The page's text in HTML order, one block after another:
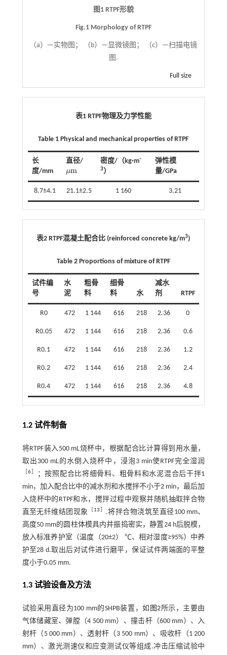
图1 RTPF形貌
Fig.1 Morphology of RTPF
（a）—实物图； （b）—显微镜图； （c）—扫描电镜
图.
Full size
表1 RTPF物理及力学性能
Table 1 Physical and mechanical properties of RTPF
长
度/mm
直径/
μm
μm
密度/（kg·m-
3）
弹性模
量/GPa
8.7±4.1 21.1±2.5 1 160 3.21
表2 RTPF混凝土配合比 (reinforced concrete kg/m3)
Table 2 Proportions of mixture of RTPF
试件编
号
水
泥
粗骨
料
细骨
料
水
减水
剂
RTPF
R0 472 1 144 616 218 2.36 0
R0.05 472 1 144 616 218 2.36 0.6
R0.1 472 1 144 616 218 2.36 1.2
R0.2 472 1 144 616 218 2.36 2.4
R0.4 472 1 144 616 218 2.36 4.8
1.2 试件制备
将RTPF装入500 mL烧杯中，根据配合比计算得到用水量，
取出300 mL的水倒入烧杯中，浸泡3 min使RTPF完全湿润
［6
；按照配合比将细骨料、粗骨料和水泥混合后干拌1
min，加入配合比中的减水剂和水搅拌不小于2 min，最后加
入烧杯中的RTPF和水，搅拌过程中观察并随机抽取拌合物
直至无纤维结团现象
13
.将拌合物浇筑至直径100 mm、
高度50 mm的圆柱体模具内并振捣密实，静置24 h后脱模，
放入标准养护室（温度（20±2） ℃、相对湿度≥95%）中养
护至28 d.取出后对试件进行磨平，保证试件两端面的平整
度小于0.05 mm.
1.3 试验设备及方法
试验采用直径为100 mm的SHPB装置，如 图2所示，主要由
气体储藏室、弹膛（4 500 mm）、撞击杆（600 mm）、入
射杆（5 000 mm）、透射杆（3 500 mm）、吸收杆（1 200
mm）、激光测速仪和应变测试仪等组成.冲击压缩试验中